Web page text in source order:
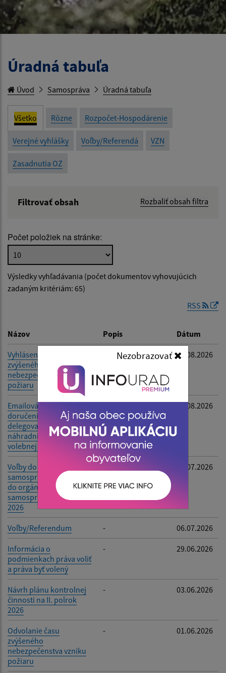
Nezobrazovať
Úradná tabuľa
Úvod Samospráva Úradná tabuľa
Všetko Rôzne Rozpočet-Hospodárenie
Verejné vyhlášky Voľby/Referendá VZN
Zasadnutia OZ
Filtrovať obsah Rozbaliť obsah filtra
Popis:
Dátum zverejnenia od:
Filtrovať
Počet položiek na stránke:
Výsledky vyhľadávania (počet dokumentov vyhovujúcich
zadaným kritériám: 65)
RSS
Názov Popis Dátum
Vyhlásenie času
zvýšeného
nebezpečenstva vzniku
požiaru
06.08.2026
Emailová adresa na
doručenie oznámenia o
delegovaní člena a
náhradníka do okrskovej
volebnej komisie
05.08.2026
Voľby do orgánov
samosprávy obcí a voľby
do orgánov
samosprávnych krajov
2026
15.07.2026
Voľby/Referendum - 06.07.2026
Informácia o
podmienkach práva voliť
a práva byť volený
- 29.06.2026
Návrh plánu kontrolnej
činnosti na II. polrok
2026
- 03.06.2026
Odvolanie času
zvýšeného
nebezpečenstva vzniku
požiaru
- 01.06.2026